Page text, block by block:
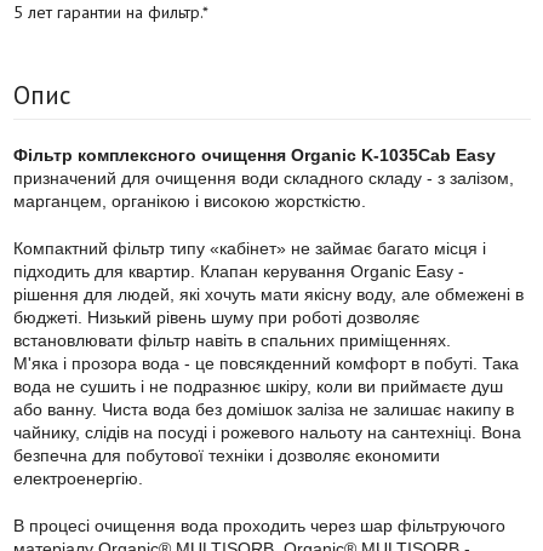
5 лет гарантии на фильтр.*
Опис
Фільтр комплексного очищення Organic K-1035Cab Easy
призначений для очищення води складного складу - з залізом,
марганцем, органікою і високою жорсткістю.
Компактний фільтр типу «кабінет» не займає багато місця і
підходить для квартир. Клапан керування Organic Easy -
рішення для людей, які хочуть мати якісну воду, але обмежені в
бюджеті. Низький рівень шуму при роботі дозволяє
встановлювати фільтр навіть в спальних приміщеннях.
М'яка і прозора вода - це повсякденний комфорт в побуті. Така
вода не сушить і не подразнює шкіру, коли ви приймаєте душ
або ванну. Чиста вода без домішок заліза не залишає накипу в
чайнику, слідів на посуді і рожевого нальоту на сантехніці. Вона
безпечна для побутової техніки і дозволяє економити
електроенергію.
В процесі очищення вода проходить через шар фільтруючого